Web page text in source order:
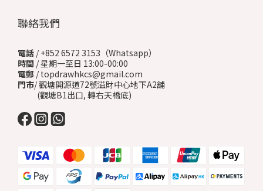
聯絡我們
電話 / +852 6572 3153（Whatsapp）
時間 / 星期一至日 13:00-00:00
電郵 / topdrawhkcs@gmail.com
門市/ 觀塘開源道72號溢財中心地下A2舖
(觀塘B1出口, 轉右天橋底)